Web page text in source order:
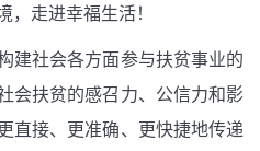
，走进幸福生活！
建社会各方面参与扶贫事业的
会扶贫的感召力、公信力和影
直接、更准确、更快捷地传递